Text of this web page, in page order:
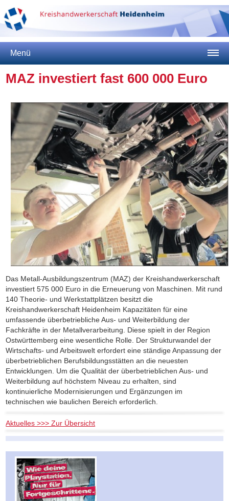
Menü
MAZ investiert fast 600 000 Euro
Das Metall-Ausbildungszentrum (MAZ) der Kreishandwerkerschaft
investiert 575 000 Euro in die Erneuerung von Maschinen. Mit rund
140 Theorie- und Werkstattplätzen besitzt die
Kreishandwerkerschaft Heidenheim Kapazitäten für eine
umfassende überbetriebliche Aus- und Weiterbildung der
Fachkräfte in der Metallverarbeitung. Diese spielt in der Region
Ostwürttemberg eine wesentliche Rolle. Der Strukturwandel der
Wirtschafts- und Arbeitswelt erfordert eine ständige Anpassung der
überbetrieblichen Berufsbildungsstätten an die neuesten
Entwicklungen. Um die Qualität der überbetrieblichen Aus- und
Weiterbildung auf höchstem Niveau zu erhalten, sind
kontinuierliche Modernisierungen und Ergänzungen im
technischen wie baulichen Bereich erforderlich.
Aktuelles >>> Zur Übersicht